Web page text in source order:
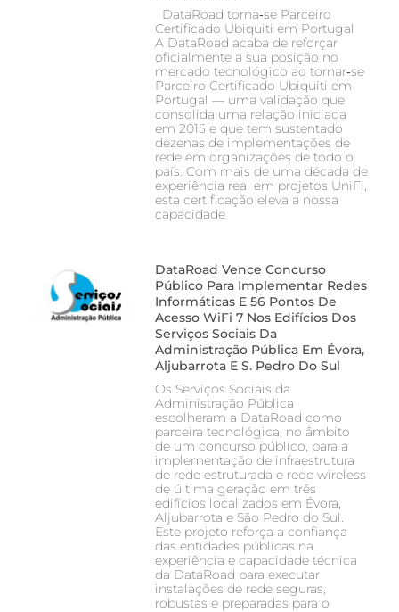
DataRoad torna‑se Parceiro
Certificado Ubiquiti em Portugal
A DataRoad acaba de reforçar
oficialmente a sua posição no
mercado tecnológico ao tornar‑se
Parceiro Certificado Ubiquiti em
Portugal — uma validação que
consolida uma relação iniciada
em 2015 e que tem sustentado
dezenas de implementações de
rede em organizações de todo o
país. Com mais de uma década de
experiência real em projetos UniFi,
esta certificação eleva a nossa
capacidade
DataRoad Vence Concurso
Público Para Implementar Redes
Informáticas E 56 Pontos De
Acesso WiFi 7 Nos Edifícios Dos
Serviços Sociais Da
Administração Pública Em Évora,
Aljubarrota E S. Pedro Do Sul
Os Serviços Sociais da
Administração Pública
escolheram a DataRoad como
parceira tecnológica, no âmbito
de um concurso público, para a
implementação de infraestrutura
de rede estruturada e rede wireless
de última geração em três
edifícios localizados em Évora,
Aljubarrota e São Pedro do Sul.
Este projeto reforça a confiança
das entidades públicas na
experiência e capacidade técnica
da DataRoad para executar
instalações de rede seguras,
robustas e preparadas para o